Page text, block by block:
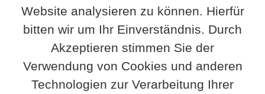
Website analysieren zu können. Hierfür
bitten wir um Ihr Einverständnis. Durch
Akzeptieren stimmen Sie der
Verwendung von Cookies und anderen
Technologien zur Verarbeitung Ihrer
Über uns
Regionah informiert
Offene Stellen
Team
RegioTag